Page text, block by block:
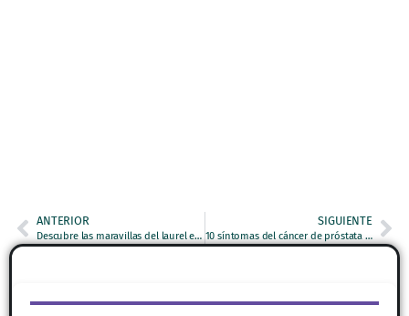
ANTERIOR
Descubre las maravillas del laurel en tu salud y bienestar
SIGUIENTE
10 síntomas del cáncer de próstata que no debes ignorar